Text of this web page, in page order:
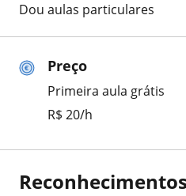
Preço
Primeira aula grátis
R$ 20/h
Dou aulas particulares
Reconhecimentos